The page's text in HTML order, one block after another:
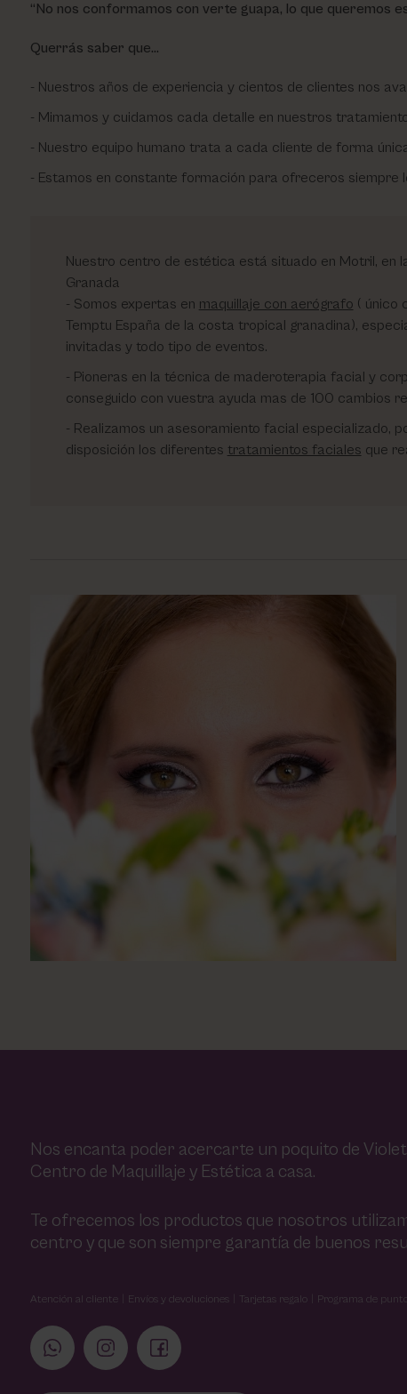
“No nos conformamos con verte guapa, lo que queremos
Querrás saber que…
Nuestros años de experiencia y cientos de clientes nos
Mimamos y cuidamos cada detalle en nuestros
Nuestro equipo humano trata a cada cliente de forma
Estamos en constante formación para ofreceros siempre
Nuestro centro de estética está situado en Motril, en
Granada
Somos expertas en maquillaje con aerógrafo ( único
Temptu España de la costa tropical granadina),
invitadas y todo tipo de eventos.
Pioneras en la técnica de maderoterapia facial y
conseguido con vuestra ayuda mas de 100 cambios
Realizamos un asesoramiento facial especializado,
disposición los diferentes tratamientos faciales que
Nos encanta poder acercarte un poquito de
Centro de Maquillaje y Estética a casa.
Te ofrecemos los productos que nosotros
centro y que son siempre garantía de buenos
Atención al cliente Envíos y devoluciones Tarjetas regalo Programa de